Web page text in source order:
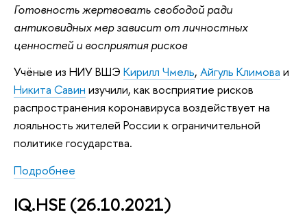
Готовность жертвовать свободой ради
антиковидных мер зависит от личностных
ценностей и восприятия рисков
Учёные из НИУ ВШЭ Кирилл Чмель, Айгуль Климова и
Никита Савин изучили, как восприятие рисков
распространения коронавируса воздействует на
лояльность жителей России к ограничительной
политике государства.
Подробнее
IQ.HSE (26.10.2021)